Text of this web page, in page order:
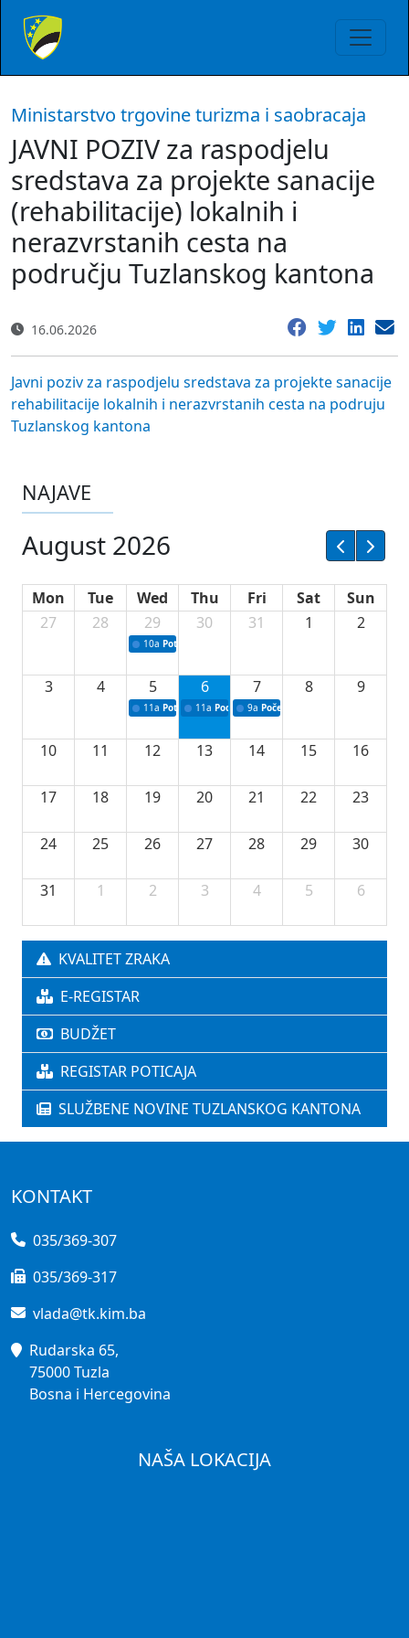
Ministarstvo trgovine turizma i saobracaja
JAVNI POZIV za raspodjelu
sredstava za projekte sanacije
(rehabilitacije) lokalnih i
nerazvrstanih cesta na
području Tuzlanskog kantona
16.06.2026
Javni poziv za raspodjelu sredstava za projekte sanacije
rehabilitacije lokalnih i nerazvrstanih cesta na podruju
Tuzlanskog kantona
NAJAVE
August 2026
Mon Tue Wed Thu Fri Sat
Sun
27
28 29
10a Potpisivanje ugovora sa neprofitnim
30 31 1 2
3 4 5
11a Potpisivanje ugovora o stipendijama za
6
11a Podrška razvoju vodne infrastrukture u
7
9a Početak izgradnje nove
8 9
10 11 12 13 14 15 16
17 18 19 20 21 22 23
24 25 26 27 28 29 30
31 1 2 3 4 5 6
KVALITET ZRAKA
E-REGISTAR
BUDŽET
REGISTAR POTICAJA
SLUŽBENE NOVINE TUZLANSKOG KANTONA
KONTAKT
035/369-307
035/369-317
vlada@tk.kim.ba
Rudarska 65,
75000 Tuzla
Bosna i Hercegovina
NAŠA LOKACIJA